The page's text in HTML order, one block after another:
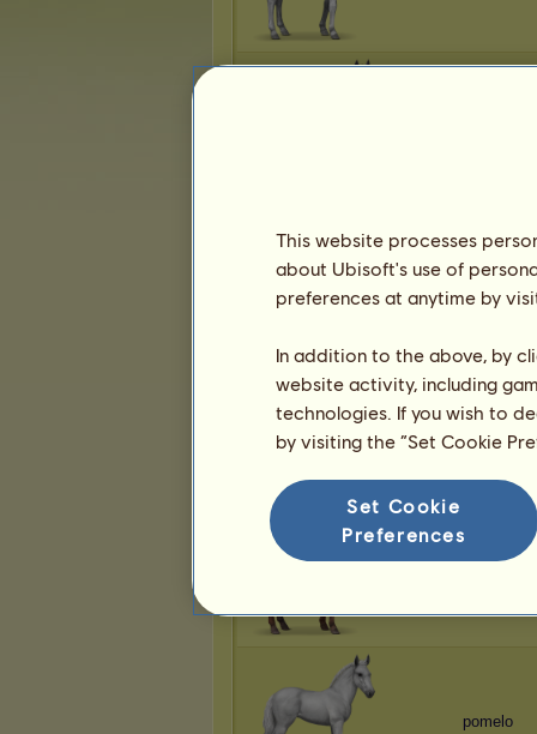
pomelo
pomelo
pomelo
This website processes
about Ubisoft's use of
preferences at anytime by
In addition to the above, by
website activity, including
technologies. If you wish to
by visiting the “Set Cookie
Set Cookie
Preferences